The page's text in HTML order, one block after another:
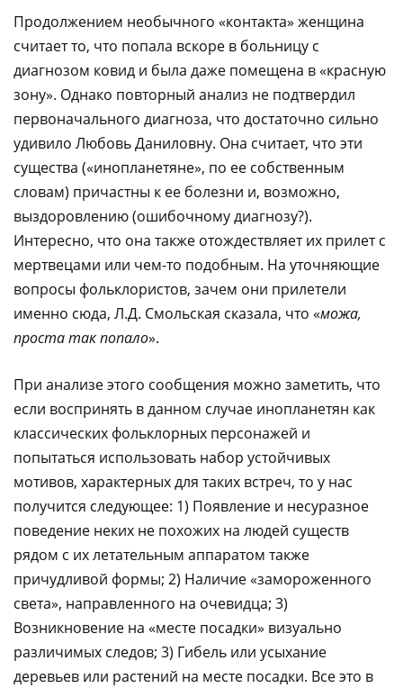
Продолжением необычного «контакта» женщина
считает то, что попала вскоре в больницу с
диагнозом ковид и была даже помещена в «красную
зону». Однако повторный анализ не подтвердил
первоначального диагноза, что достаточно сильно
удивило Любовь Даниловну. Она считает, что эти
существа («инопланетяне», по ее собственным
словам) причастны к ее болезни и, возможно,
выздоровлению (ошибочному диагнозу?).
Интересно, что она также отождествляет их прилет с
мертвецами или чем-то подобным. На уточняющие
вопросы фольклористов, зачем они прилетели
именно сюда, Л.Д. Смольская сказала, что «можа,
проста так попало».
При анализе этого сообщения можно заметить, что
если воспринять в данном случае инопланетян как
классических фольклорных персонажей и
попытаться использовать набор устойчивых
мотивов, характерных для таких встреч, то у нас
получится следующее: 1) Появление и несуразное
поведение неких не похожих на людей существ
рядом с их летательным аппаратом также
причудливой формы; 2) Наличие «замороженного
света», направленного на очевидца; 3)
Возникновение на «месте посадки» визуально
различимых следов; 3) Гибель или усыхание
деревьев или растений на месте посадки. Все это в